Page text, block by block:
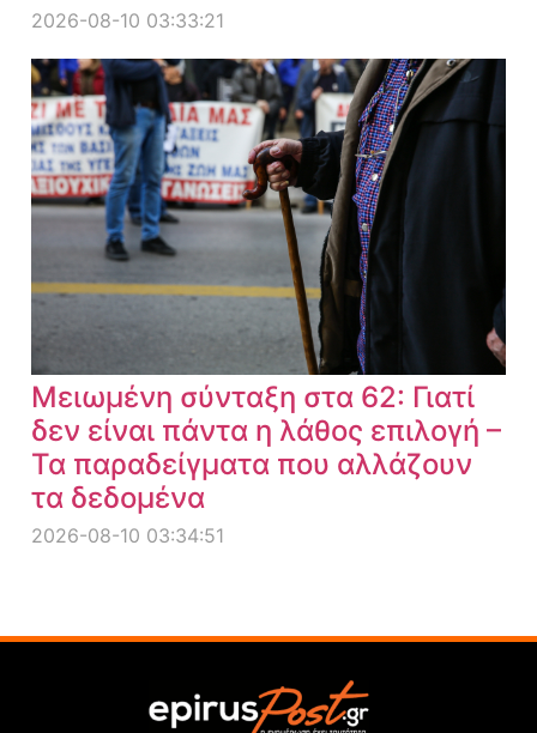
2026-08-10 03:33:21
Μειωμένη σύνταξη στα 62: Γιατί
δεν είναι πάντα η λάθος επιλογή –
Τα παραδείγματα που αλλάζουν
τα δεδομένα
2026-08-10 03:34:51